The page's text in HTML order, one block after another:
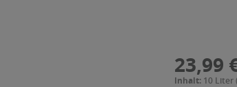
23,99
Inhalt: 10 Liter